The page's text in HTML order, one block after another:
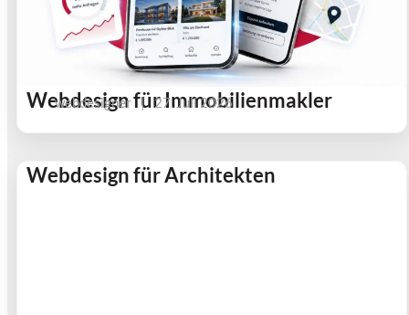
Webdesign für Immobilienmakler
webdesigner | 27. Juli 2026
Webdesign für Architekten